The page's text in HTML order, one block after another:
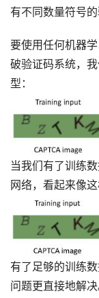
有不同数量符号的
要使用任何机器
破验证码系统，
型：
当我们有了训练
网络，看起来像这
有了足够的训练
问题更直接地解